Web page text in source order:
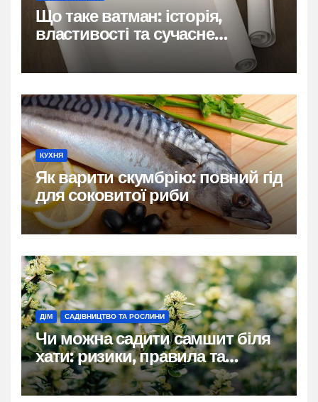
Що таке ватман: історія,
властивості та сучасне
застосування
КУХНЯ
Як варити скумбрію: повний гід
для соковитої риби
ДІМ САДІВНИЦТВО ТА РОСЛИНИ
Чи можна садити самшит біля
хати: ризики, правила та
практичні рішення